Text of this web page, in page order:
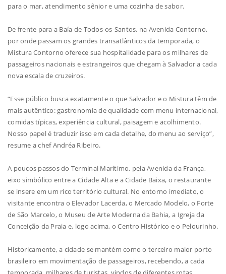
para o mar, atendimento sênior e uma cozinha de sabor.
De frente para a Baía de Todos-os-Santos, na Avenida Contorno,
por onde passam os grandes transatlânticos da temporada, o
Mistura Contorno oferece sua hospitalidade para os milhares de
passageiros nacionais e estrangeiros que chegam à Salvador a cada
nova escala de cruzeiros.
“Esse público busca exatamente o que Salvador e o Mistura têm de
mais autêntico: gastronomia de qualidade com menu internacional,
comidas típicas, experiência cultural, paisagem e acolhimento.
Nosso papel é traduzir isso em cada detalhe, do menu ao serviço”,
resume a chef Andréa Ribeiro.
A poucos passos do Terminal Marítimo, pela Avenida da França,
eixo simbólico entre a Cidade Alta e a Cidade Baixa, o restaurante
se insere em um rico território cultural. No entorno imediato, o
visitante encontra o Elevador Lacerda, o Mercado Modelo, o Forte
de São Marcelo, o Museu de Arte Moderna da Bahia, a Igreja da
Conceição da Praia e, logo acima, o Centro Histórico e o Pelourinho.
Historicamente, a cidade se mantém como o terceiro maior porto
brasileiro em movimentação de passageiros, recebendo, a cada